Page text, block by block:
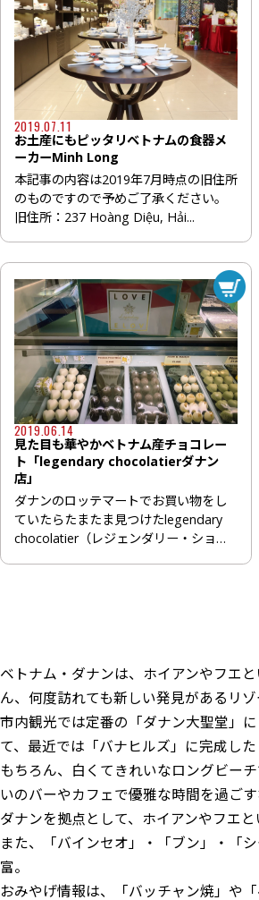
2019.07.11
お土産にもピッタリベトナムの食器メ
ーカーMinh Long
本記事の内容は2019年7月時点の旧住所
のものですので予めご了承ください。
旧住所：237 Hoàng Diệu, Hải...
2019.06.14
見た目も華やかベトナム産チョコレー
ト「legendary chocolatierダナン
店」
ダナンのロッテマートでお買い物をし
ていたらたまたま見つけたlegendary
chocolatier（レジェンダリー・ショコ
ベトナム・ダナンは、ホイアンやフエ
ん、何度訪れても新しい発見があるリゾ
市内観光では定番の「ダナン大聖堂」
て、最近では「バナヒルズ」に完成し
もちろん、白くてきれいなロングビー
いのバーやカフェで優雅な時間を過ご
ダナンを拠点として、ホイアンやフエ
また、「バインセオ」・「ブン」・「
富。
おみやげ情報は、「バッチャン焼」や